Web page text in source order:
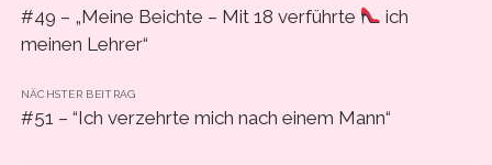
#49 – „Meine Beichte – Mit 18 verführte
ich
meinen Lehrer“
NÄCHSTER BEITRAG
#51 – “Ich verzehrte mich nach einem Mann“